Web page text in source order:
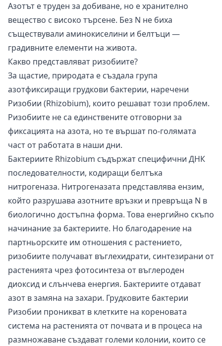
Азотът е труден за добиване, но е хранително
вещество с високо търсене. Без N не биха
съществували аминокиселини и белтъци —
градивните елементи на живота.
Какво представляват ризобиите?
За щастие, природата е създала група
азотфиксиращи грудкови бактерии, наречени
Ризобии (Rhizobium), които решават този проблем.
Ризобиите не са единствените отговорни за
фиксацията на азота, но те вършат по-голямата
част от работата в наши дни.
Бактериите Rhizobium съдържат специфични ДНК
последователности, кодиращи белтъка
нитрогеназа. Нитрогеназата представлява ензим,
който разрушава азотните връзки и превръща N в
биологично достъпна форма. Това енергийно скъпо
начинание за бактериите. Но благодарение на
партньорските им отношения с растението,
ризобиите получават въглехидрати, синтезирани от
растенията чрез фотосинтеза от въглероден
диоксид и слънчева енергия. Бактериите отдават
азот в замяна на захари. Грудковите бактерии
Ризобии проникват в клетките на кореновата
система на растенията от почвата и в процеса на
размножаване създават големи колонии, които се